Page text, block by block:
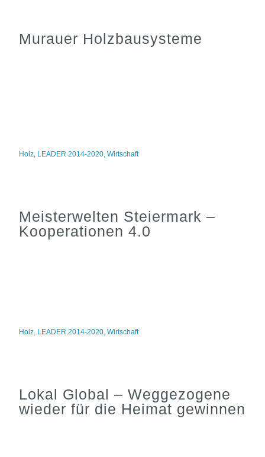
Murauer Holzbausysteme
Holz, LEADER 2014-2020,Wirtschaft
Meisterwelten Steiermark –
Kooperationen 4.0
Holz, LEADER 2014-2020,Wirtschaft
Lokal Global – Weggezogene
wieder für die Heimat gewinnen